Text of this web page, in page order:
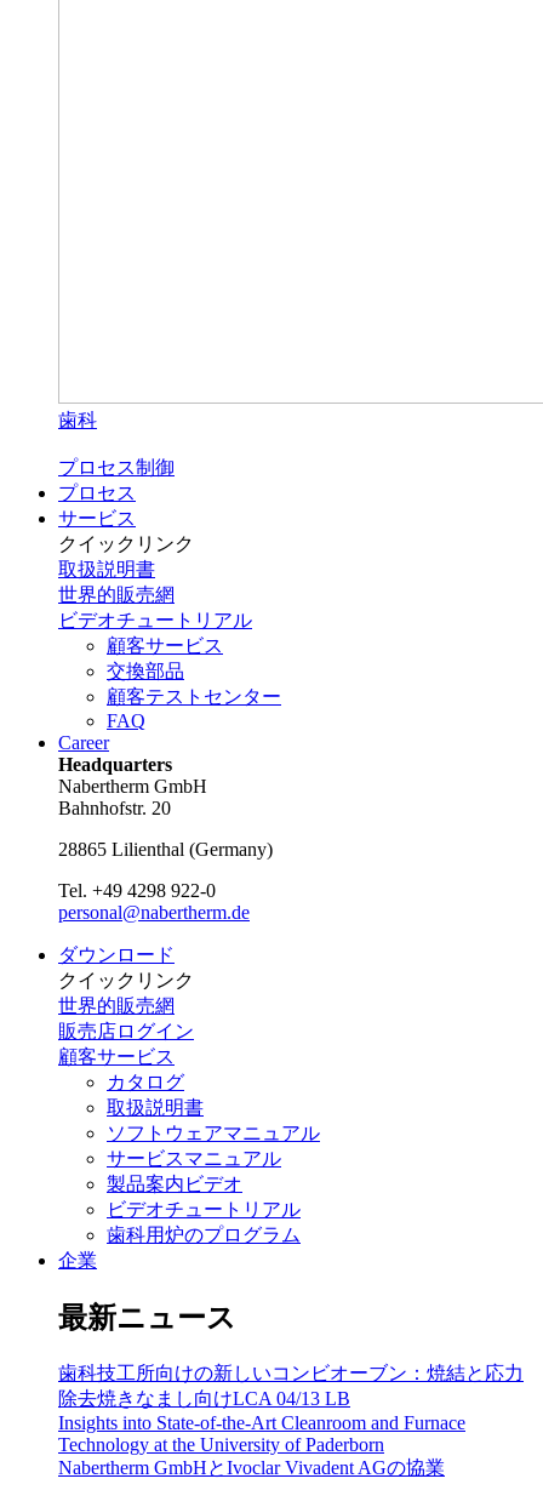
歯科
プロセス制御
プロセス
サービス
クイックリンク
取扱説明書
世界的販売網
ビデオチュートリアル
顧客サービス
交換部品
顧客テストセンター
FAQ
Career
Headquarters
Nabertherm GmbH
Bahnhofstr. 20
28865 Lilienthal (Germany)
Tel. +49 4298 922-0
personal@nabertherm.de
ダウンロード
クイックリンク
世界的販売網
販売店ログイン
顧客サービス
カタログ
取扱説明書
ソフトウェアマニュアル
サービスマニュアル
製品案内ビデオ
ビデオチュートリアル
歯科用炉のプログラム
企業
最新ニュース
歯科技工所向けの新しいコンビオーブン：焼結と応力
除去焼きなまし向けLCA 04/13 LB
Insights into State-of-the-Art Cleanroom and Furnace
Technology at the University of Paderborn
Nabertherm GmbHとIvoclar Vivadent AGの協業